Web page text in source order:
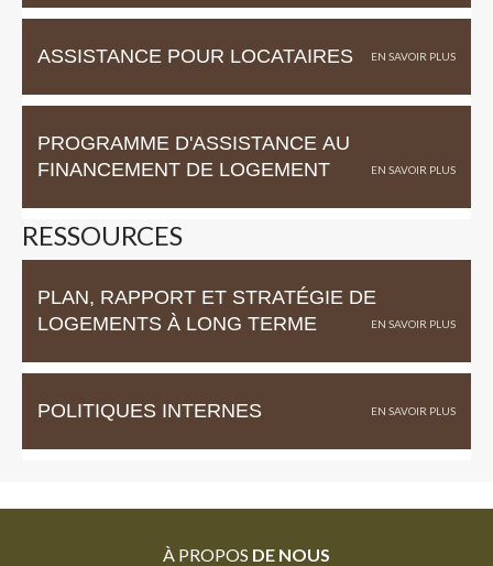
ASSISTANCE POUR LOCATAIRES
PROGRAMME D'ASSISTANCE AU
FINANCEMENT DE LOGEMENT
RESSOURCES
PLAN, RAPPORT ET STRATÉGIE DE
LOGEMENTS À LONG TERME
POLITIQUES INTERNES
À PROPOS DE NOUS